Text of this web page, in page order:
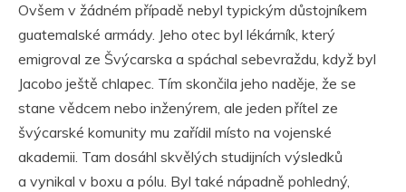
Ovšem v žádném případě nebyl typickým důstojníkem
guatemalské armády. Jeho otec byl lékárník, který
emigroval ze Švýcarska a spáchal sebevraždu, když byl
Jacobo ještě chlapec. Tím skončila jeho naděje, že se
stane vědcem nebo inženýrem, ale jeden přítel ze
švýcarské komunity mu zařídil místo na vojenské
akademii. Tam dosáhl skvělých studijních výsledků
a vynikal v boxu a pólu. Byl také nápadně pohledný,